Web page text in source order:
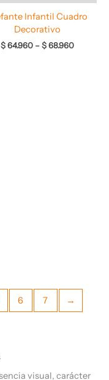
Infantil Cuadro
Decorativo
$64.960 –$68.960
6 7 →
visual, carácter